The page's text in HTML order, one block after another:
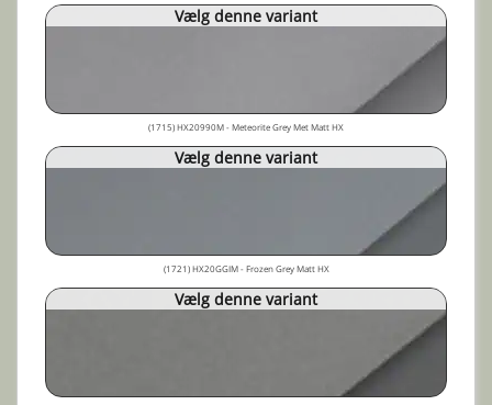
Vælg denne variant
(1715) HX20990M - Meteorite Grey Met Matt HX
Vælg denne variant
(1721) HX20GGIM - Frozen Grey Matt HX
Vælg denne variant